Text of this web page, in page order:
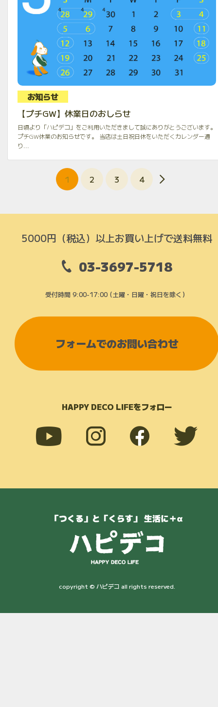
お知らせ
【プチGW】休業日のおしらせ
日頃より「ハピデコ」をご利用いただきまして誠にありがとうございます。
プチGW休業のお知らせです。 当店は土日祝日休をいただくカレンダー通
り...
1 2 3 4
5000円（税込）以上お買い上げで送料無料
03-3697-5718
受付時間 9:00-17:00 (土曜・日曜・祝日を除く）
フォームでのお問い合わせ
HAPPY DECO LIFEをフォロー
copyright © ハピデコ all rights reserved.